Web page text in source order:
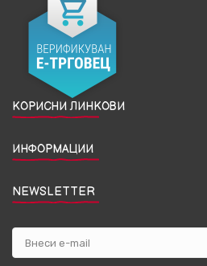
КОРИСНИ ЛИНКОВИ
ИНФОРМАЦИИ
NEWSLETTER